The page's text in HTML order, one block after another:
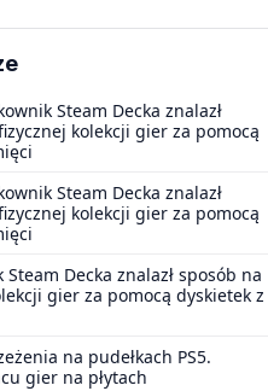
Steam Decka znalazł
kolekcji gier za pomocą
Steam Decka znalazł
kolekcji gier za pomocą
Steam Decka znalazł sposób na
gier za pomocą dyskietek z
na pudełkach PS5.
gier na płytach